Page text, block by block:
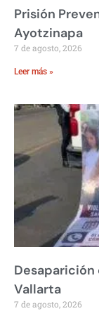
Prisión
Ayotzinapa
7 de agosto, 2026
Leer más »
Desaparición
Vallarta
7 de agosto, 2026